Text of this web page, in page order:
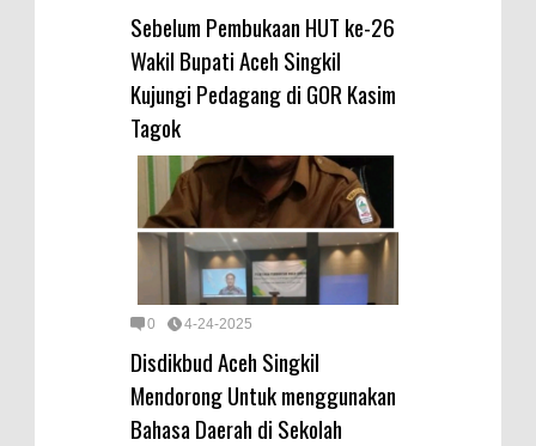
Sebelum Pembukaan HUT ke-26
Wakil Bupati Aceh Singkil
Kujungi Pedagang di GOR Kasim
Tagok
0 4-24-2025
Disdikbud Aceh Singkil
Mendorong Untuk menggunakan
Bahasa Daerah di Sekolah